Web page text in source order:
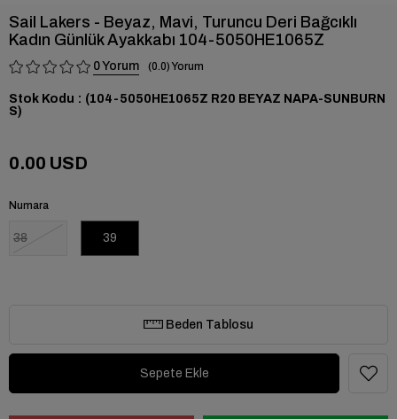
Sail Lakers - Beyaz, Mavi, Turuncu Deri Bağcıklı
Kadın Günlük Ayakkabı 104-5050HE1065Z
0 0.0
Stok Kodu
(104-5050HE1065Z R20 BEYAZ NAPA-SUNBURN
S)
0.00 USD
Numara
38 39
Beden Tablosu